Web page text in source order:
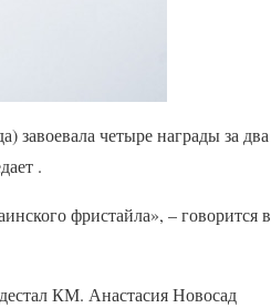
четыре награды за два
.
фристайла», – говорится в
КМ. Анастасия Новосад